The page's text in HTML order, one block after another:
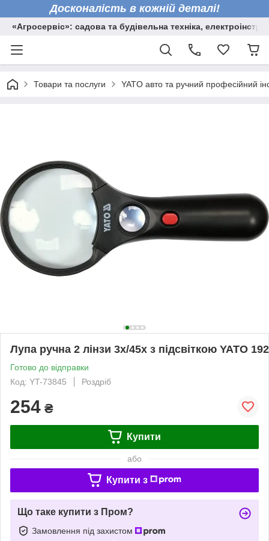
Досконалість в кожній деталі!
«Агросервіс»: садова та будівельна техніка,
Товари та послуги YATO авто та ручний професійний
Лупа ручна 2 лінзи 3х/45х з підсвіткою YATO
Готово до відправки
Код: YT-73845
Роздріб
254 ₴
Купити
або
Купити з
Що таке купити з Пром?
Замовлення під захистом